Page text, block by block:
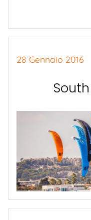
28 Gennaio 2016